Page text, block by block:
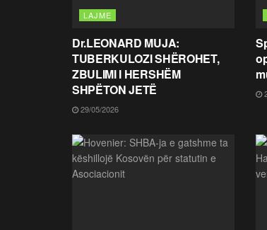
LAJME
Dr.LEONARD MUJA:
TUBERKULOZI SHËROHET,
ZBULIMI I HERSHËM
SHPËTON JETË
29/05/2026